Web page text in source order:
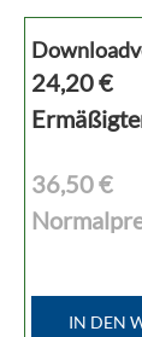
24,20€
36,50 €
IN DEN